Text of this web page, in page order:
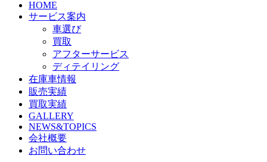
HOME
サービス案内
車選び
買取
アフターサービス
ディテイリング
在庫車情報
販売実績
買取実績
GALLERY
NEWS&TOPICS
会社概要
お問い合わせ